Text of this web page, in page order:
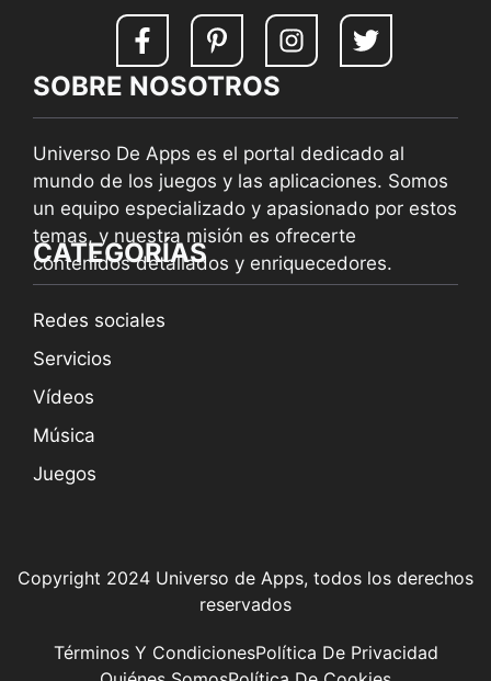
SOBRE NOSOTROS
Universo De Apps es el portal dedicado al
mundo de los juegos y las aplicaciones. Somos
un equipo especializado y apasionado por estos
temas, y nuestra misión es ofrecerte
contenidos detallados y enriquecedores.
CATEGORÍAS
Redes sociales
Servicios
Vídeos
Música
Juegos
Copyright 2024 Universo de Apps, todos los derechos
reservados
Política De Privacidad
Términos Y Condiciones